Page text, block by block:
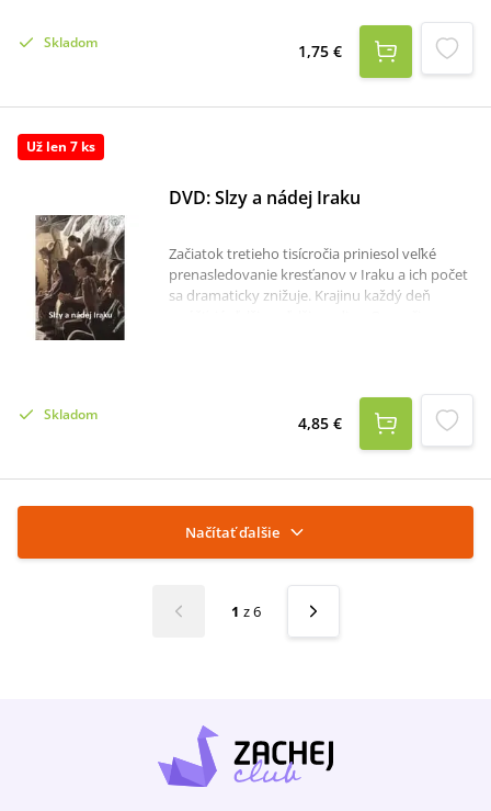
farnosti sa zameriava na dôležitosť farnosti v
živote Cirkvi. Predstavuje jej organizačnú
štruktúru a pri opise vychádza z vlastných
Skladom 1,75 €
Už len 7 ks
DVD: Slzy a nádej Iraku
Začiatok tretieho tisícročia priniesol veľké
prenasledovanie kresťanov v Iraku a ich počet
sa dramaticky znižuje. Krajinu každý deň
prenasledovaní, teraz sme na rade my. O to
lepšie môžete pochopiť, čo to znamená byť
prenasledovaní ako veriaci, ako kresťania."
Skladom 4,85 €
Načítať ďalšie
1 z6